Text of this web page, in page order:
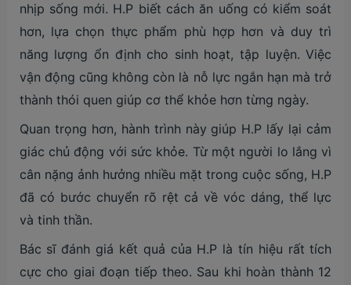
nhịp sống mới. H.P biết cách ăn uống có kiểm soát
hơn, lựa chọn thực phẩm phù hợp hơn và duy trì
năng lượng ổn định cho sinh hoạt, tập luyện. Việc
vận động cũng không còn là nỗ lực ngắn hạn mà trở
thành thói quen giúp cơ thể khỏe hơn từng ngày.
Quan trọng hơn, hành trình này giúp H.P lấy lại cảm
giác chủ động với sức khỏe. Từ một người lo lắng vì
cân nặng ảnh hưởng nhiều mặt trong cuộc sống, H.P
đã có bước chuyển rõ rệt cả về vóc dáng, thể lực
và tinh thần.
Bác sĩ đánh giá kết quả của H.P là tín hiệu rất tích
cực cho giai đoạn tiếp theo. Sau khi hoàn thành 12